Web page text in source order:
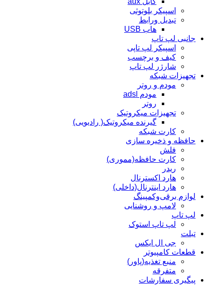
اسپیکر بلوتوثی
تبدیل ورابط
هاب USB
جانبی لپ تاپ
اسپیکر لپ تاپی
کیف و برچسب
شارژر لپ تاپ
تجهیزات شبکه
مودم و روتر
مودم adsl
روتر
تجهیزات میکروتیک
گیرنده میکروتیک( رادیویی)
کارت شبکه
حافظه و ذخیره سازی
فلش
کارت حافظه(مموری)
ریدر
هارد اکسترنال
هارد اینترنال(داخلی)
لوازم برقی‌وکمپینگ
لامپ و روشنایی
لپ تاپ
لپ تاپ استوک
تبلت
جی ال ایکس
قطعات کامپیوتر
منبع تغذیه(پاور)
متفرقه
پیگیری سفارشات